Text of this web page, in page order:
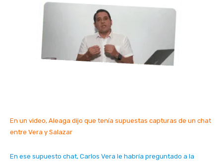
En un video, Aleaga dijo que tenía supuestas capturas de un chat
entre Vera y Salazar
En ese supuesto chat, Carlos Vera le habría preguntado a la